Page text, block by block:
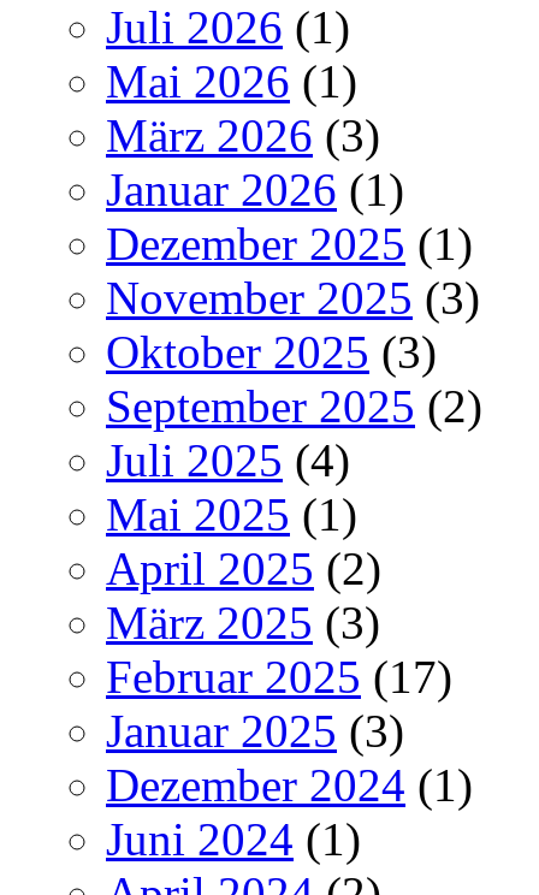
Juli 2026 (1)
Mai 2026 (1)
März 2026 (3)
Januar 2026 (1)
Dezember 2025 (1)
November 2025 (3)
Oktober 2025 (3)
September 2025 (2)
Juli 2025 (4)
Mai 2025 (1)
April 2025 (2)
März 2025 (3)
Februar 2025 (17)
Januar 2025 (3)
Dezember 2024 (1)
Juni 2024 (1)